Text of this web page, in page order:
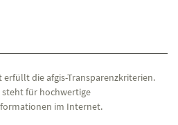
erfüllt die afgis-Transparenzkriterien.
steht für hochwertige
im Internet.